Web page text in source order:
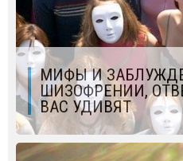
МИФЫ И
ШИЗОФРЕНИИ,
ВАС УДИВЯТ